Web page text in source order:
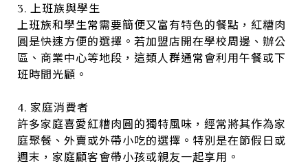
3. 上班族與學生
上班族和學生常需要簡便又富有特色的餐點，紅糟肉
圓是快速方便的選擇。若加盟店開在學校周邊、辦公
區、商業中心等地段，這類人群通常會利用午餐或下
班時間光顧。
4. 家庭消費者
許多家庭喜愛紅糟肉圓的獨特風味，經常將其作為家
庭聚餐、外賣或外帶小吃的選擇。特別是在節假日或
週末，家庭顧客會帶小孩或親友一起享用。